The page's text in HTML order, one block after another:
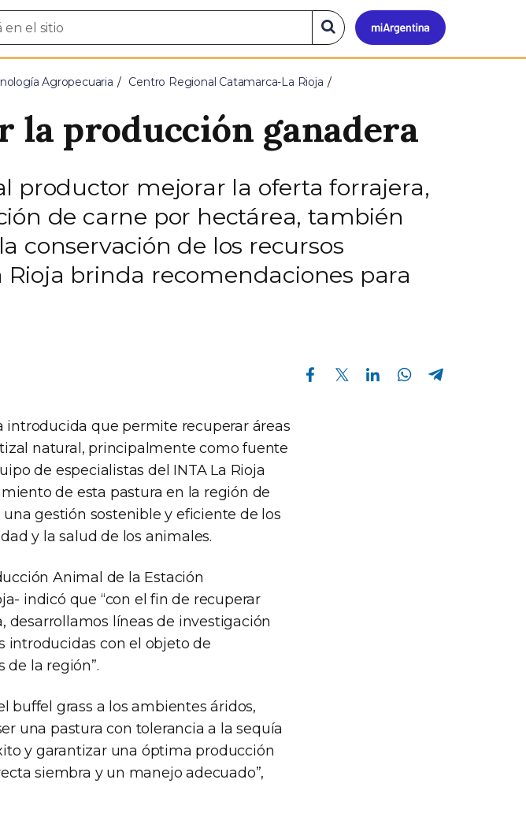
Mi
Buscar
en
el
Agropecuaria Centro Regional Catamarca-La Rioja
la producción ganadera
productor mejorar la oferta forrajera,
de carne por hectárea, también
conservación de los recursos
brinda recomendaciones para
Compartir en Facebook Compartir en Twitter Compartir en Linkedin Compartir en Whatsapp
introducida que permite recuperar áreas
natural, principalmente como fuente
de especialistas del INTA La Rioja
de esta pastura en la región de
gestión sostenible y eficiente de los
y la salud de los animales.
Animal de la Estación
indicó que “con el fin de recuperar
desarrollamos líneas de investigación
introducidas con el objeto de
la región”.
buffel grass a los ambientes áridos,
una pastura con tolerancia a la sequía
y garantizar una óptima producción
siembra y un manejo adecuado”,